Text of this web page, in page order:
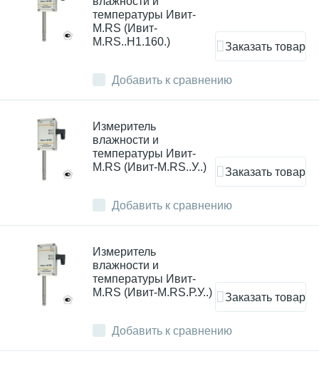
Добавить к сравнению
температуры Ивит-
М.RS (Ивит-
M.RS..Н1.160.)
Заказать товар
Добавить к сравнению
Измеритель
влажности и
температуры Ивит-
М.RS (Ивит-M.RS..У..)
Заказать товар
Добавить к сравнению
Измеритель
влажности и
температуры Ивит-
М.RS (Ивит-M.RS.Р.У..)
Заказать товар